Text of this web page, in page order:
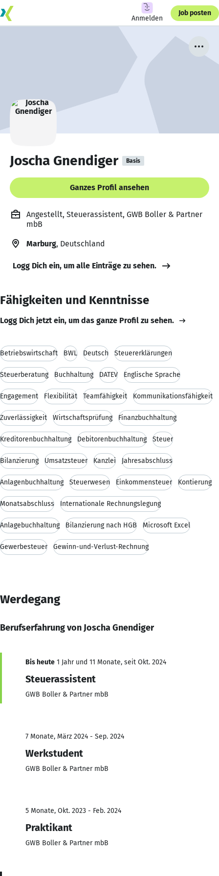
Anmelden
Job posten
Joscha Gnendiger Basis
Ganzes Profil ansehen
Angestellt, Steuerassistent, GWB Boller & Partner
mbB
Marburg, Deutschland
Logg Dich ein, um alle Einträge zu sehen.
Fähigkeiten und Kenntnisse
Logg Dich jetzt ein, um das ganze Profil zu sehen.
Betriebswirtschaft BWL Deutsch Steuererklärungen
Steuerberatung Buchhaltung DATEV Englische Sprache
Engagement Flexibilität Teamfähigkeit Kommunikationsfähigkeit
Zuverlässigkeit Wirtschaftsprüfung Finanzbuchhaltung
Kreditorenbuchhaltung Debitorenbuchhaltung Steuer
Bilanzierung Umsatzsteuer Kanzlei Jahresabschluss
Anlagenbuchhaltung Steuerwesen Einkommensteuer Kontierung
Monatsabschluss Internationale Rechnungslegung
Anlagebuchhaltung Bilanzierung nach HGB Microsoft Excel
Gewerbesteuer Gewinn-und-Verlust-Rechnung
Werdegang
Berufserfahrung von Joscha Gnendiger
Bis heute 1 Jahr und 11 Monate, seit Okt. 2024
Steuerassistent
GWB Boller & Partner mbB
7 Monate, März 2024 - Sep. 2024
Werkstudent
GWB Boller & Partner mbB
5 Monate, Okt. 2023 - Feb. 2024
Praktikant
GWB Boller & Partner mbB